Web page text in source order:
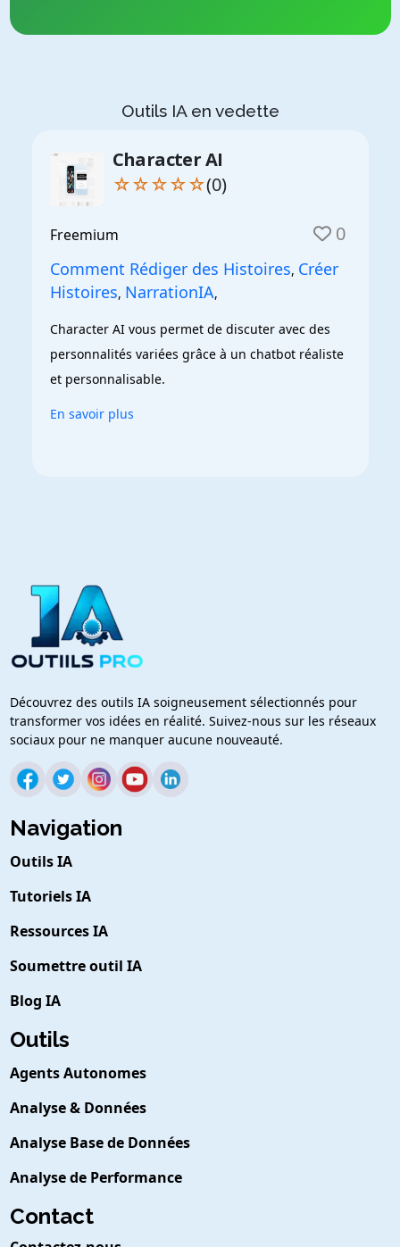
Outils IA en vedette
Character AI
☆☆☆☆☆(0)
Freemium 0
Comment Rédiger des Histoires, Créer
Histoires, NarrationIA,
Character AI vous permet de discuter avec des
personnalités variées grâce à un chatbot réaliste
et personnalisable.
En savoir plus
Découvrez des outils IA soigneusement sélectionnés pour
transformer vos idées en réalité. Suivez-nous sur les réseaux
sociaux pour ne manquer aucune nouveauté.
Navigation
Outils IA
Tutoriels IA
Ressources IA
Soumettre outil IA
Blog IA
Outils
Agents Autonomes
Analyse & Données
Analyse Base de Données
Analyse de Performance
Contact